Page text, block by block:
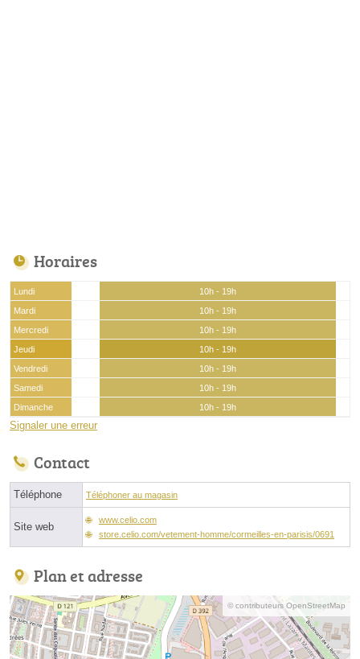
Horaires
Lundi
10h - 19h
Mardi
10h - 19h
Mercredi
10h - 19h
Jeudi
10h - 19h
Vendredi
10h - 19h
Samedi
10h - 19h
Dimanche
10h - 19h
Signaler une erreur
Contact
Téléphone Téléphoner au magasin
Site web
www.celio.com
store.celio.com/vetement-homme/cormeilles-en-parisis/0691
Plan et adresse
© contributeurs OpenStreetMap